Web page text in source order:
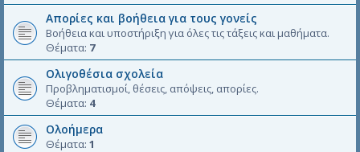
Απορίες και βοήθεια για τους γονείς
Βοήθεια και υποστήριξη για όλες τις τάξεις και μαθήματα.
Θέματα: 7
Ολιγοθέσια σχολεία
Προβληματισμοί, θέσεις, απόψεις, απορίες.
Θέματα: 4
Ολοήμερα
Θέματα: 1